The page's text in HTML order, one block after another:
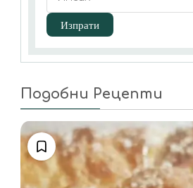
Подобни Рецепти